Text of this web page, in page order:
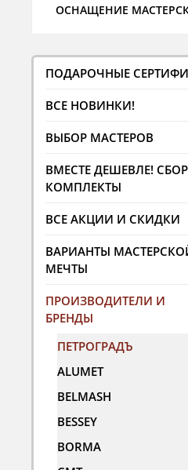
ОСНАЩЕНИЕ
ПОДАРОЧНЫЕ
ВСЕ НОВИНКИ!
ВЫБОР МАСТЕРОВ
ВМЕСТЕ ДЕШЕВЛЕ!
КОМПЛЕКТЫ
ВСЕ АКЦИИ И СКИДКИ
ВАРИАНТЫ
МЕЧТЫ
ПРОИЗВОДИТЕЛИ И
БРЕНДЫ
ПЕТРОГРАДЪ
ALUMET
BELMASH
BESSEY
BORMA